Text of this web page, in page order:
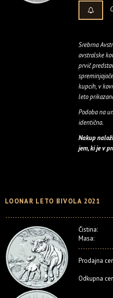
Srebrna
avstralske
prvič
kupcih, v
leto
Podoba na
identična.
Nakup
jem, ki je v
LOONAR LETO BIVOLA 2021
Čistina:
Masa:
Prodajna
Odkupna